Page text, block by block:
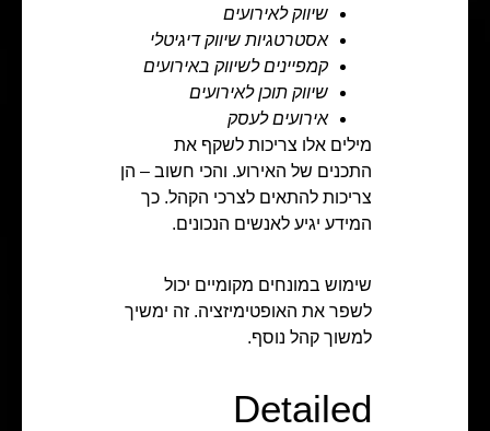
שיווק לאירועים
אסטרטגיות שיווק דיגיטלי
קמפיינים לשיווק באירועים
שיווק תוכן לאירועים
אירועים לעסק
מילים אלו צריכות לשקף את
התכנים של האירוע. והכי חשוב – הן
צריכות להתאים לצרכי הקהל. כך
המידע יגיע לאנשים הנכונים.
שימוש במונחים מקומיים יכול
לשפר את האופטימיזציה. זה ימשיך
למשוך קהל נוסף.
Detailed